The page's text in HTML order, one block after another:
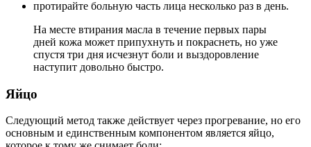
протирайте больную часть лица несколько раз в день.
На месте втирания масла в течение первых пары
дней кожа может припухнуть и покраснеть, но уже
спустя три дня исчезнут боли и выздоровление
наступит довольно быстро.
Яйцо
Следующий метод также действует через прогревание, но его
основным и единственным компонентом является яйцо,